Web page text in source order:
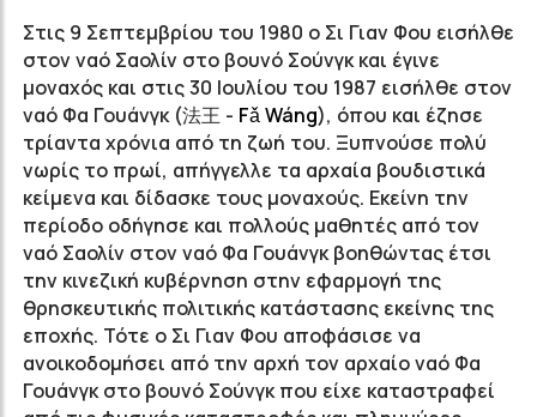
Στις 9 Σεπτεμβρίου του 1980 ο Σι Γιαν Φου εισήλθε
στον ναό Σαολίν στο βουνό Σούνγκ και έγινε
μοναχός και στις 30 Ιουλίου του 1987 εισήλθε στον
ναό Φα Γουάνγκ (法王 - Fǎ Wáng), όπου και έζησε
τρίαντα χρόνια από τη ζωή του. Ξυπνούσε πολύ
νωρίς το πρωί, απήγγελλε τα αρχαία βουδιστικά
κείμενα και δίδασκε τους μοναχούς. Εκείνη την
περίοδο οδήγησε και πολλούς μαθητές από τον
ναό Σαολίν στον ναό Φα Γουάνγκ βοηθώντας έτσι
την κινεζική κυβέρνηση στην εφαρμογή της
θρησκευτικής πολιτικής κατάστασης εκείνης της
εποχής. Τότε ο Σι Γιαν Φου αποφάσισε να
ανοικοδομήσει από την αρχή τον αρχαίο ναό Φα
Γουάνγκ στο βουνό Σούνγκ που είχε καταστραφεί